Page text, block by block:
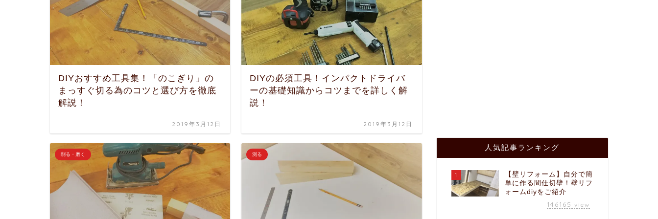
DIYおすすめ工具集！「のこぎり」の
まっすぐ切る為のコツと選び方を徹底
解説！
2019年3月12日
DIYの必須工具！インパクトドライバ
ーの基礎知識からコツまでを詳しく解
説！
2019年3月12日
削る・磨く 測る
人気記事ランキング
1
【壁リフォーム】自分で簡
単に作る間仕切壁！壁リフ
ォームdiyをご紹介
146165 view